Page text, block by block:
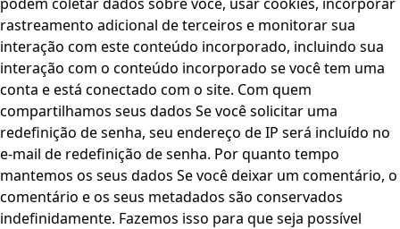
rastreamento adicional de terceiros e monitorar sua
interação com este conteúdo incorporado, incluindo sua
interação com o conteúdo incorporado se você tem uma
conta e está conectado com o site. Com quem
compartilhamos seus dados Se você solicitar uma
redefinição de senha, seu endereço de IP será incluído no
e-mail de redefinição de senha. Por quanto tempo
mantemos os seus dados Se você deixar um comentário, o
comentário e os seus metadados são conservados
indefinidamente. Fazemos isso para que seja possível